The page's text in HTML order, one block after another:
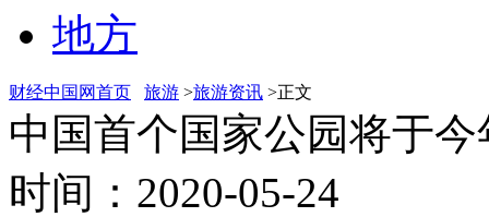
地方
财经中国网首页 旅游 >旅游资讯 >正文
中国首个国家公园将于
时间：2020-05-24